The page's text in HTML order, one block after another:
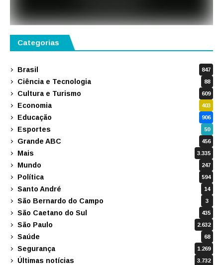
Categorias
Brasil 847
Ciência e Tecnologia 88
Cultura e Turismo 609
Economia 403
Educação 906
Esportes 50
Grande ABC 456
Mais 3.335
Mundo 247
Política 594
Santo André 14
São Bernardo do Campo 3
São Caetano do Sul 435
São Paulo 2.632
Saúde 68
Segurança 1.269
Últimas notícias 3.732